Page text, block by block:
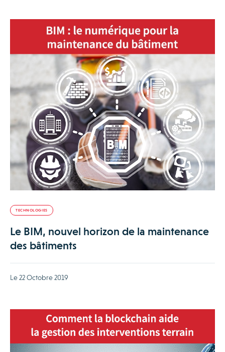
TECHNOLOGIES
Le BIM, nouvel horizon de la maintenance
des bâtiments
Le 22 Octobre 2019